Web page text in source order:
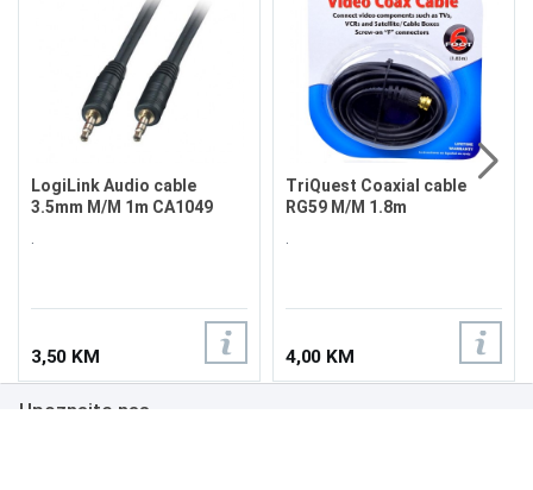
LogiLink Audio cable
3.5mm M/M 1m CA1049
3,50 KM
TriQuest Coaxial cable
RG59 M/M 1.8m
4,00 KM
Upoznajte nas